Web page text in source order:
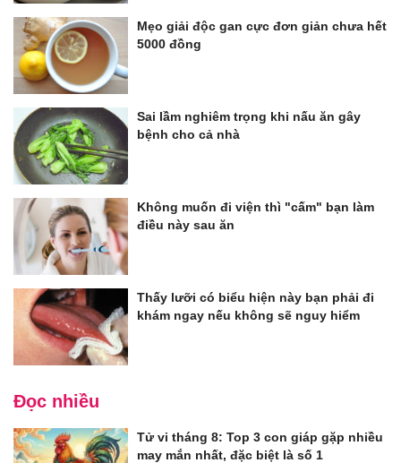
Mẹo giải độc gan cực đơn giản chưa hết
5000 đồng
Sai lầm nghiêm trọng khi nấu ăn gây
bệnh cho cả nhà
Không muốn đi viện thì "cấm" bạn làm
điều này sau ăn
Thấy lưỡi có biểu hiện này bạn phải đi
khám ngay nếu không sẽ nguy hiểm
Đọc nhiều
Tử vi tháng 8: Top 3 con giáp gặp nhiều
may mắn nhất, đặc biệt là số 1